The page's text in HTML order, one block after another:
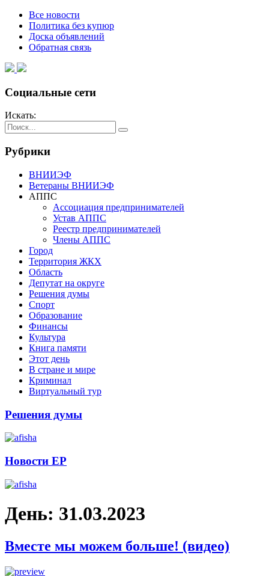
Все новости
Политика без купюр
Доска объявлений
Обратная связь
Социальные сети
Искать:
Рубрики
ВНИИЭФ
Ветераны ВНИИЭФ
АППС
Ассоциация предпринимателей
Устав АППС
Реестр предпринимателей
Члены АППС
Город
Территория ЖКХ
Область
Депутат на округе
Решения думы
Спорт
Образование
Финансы
Культура
Книга памяти
Этот день
В стране и мире
Криминал
Виртуальный тур
Решения думы
Новости ЕР
День: 31.03.2023
Вместе мы можем больше! (видео)